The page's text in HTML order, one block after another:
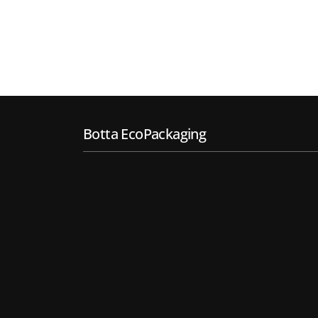
Botta EcoPackaging